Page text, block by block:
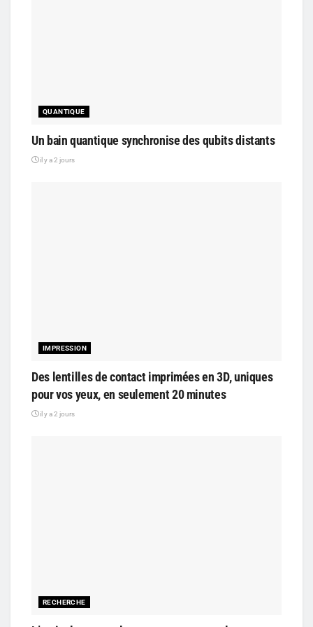
QUANTIQUE
Un bain quantique synchronise des qubits distants
il y a 2 jours
IMPRESSION
Des lentilles de contact imprimées en 3D, uniques
pour vos yeux, en seulement 20 minutes
il y a 2 jours
RECHERCHE